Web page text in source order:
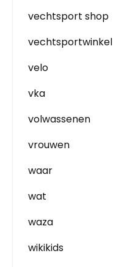
vechtsport shop
vechtsportwinkel
velo
vka
volwassenen
vrouwen
waar
wat
waza
wikikids